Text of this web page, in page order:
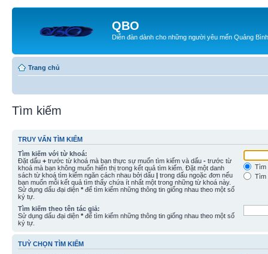
QBO
Diễn đàn dành cho những người yêu mến Quảng Bình
Trang chủ
Tìm kiếm
TRUY VẤN TÌM KIẾM
Tìm kiếm với từ khoá:
Đặt dấu + trước từ khoá mà bạn thực sự muốn tìm kiếm và dấu - trước từ
khoá mà bạn không muốn hiển thị trong kết quả tìm kiếm. Đặt một danh
sách từ khoá tìm kiếm ngăn cách nhau bởi dấu | trong dấu ngoặc đơn nếu
bạn muốn mỗi kết quả tìm thấy chứa ít nhất một trong những từ khoá này.
Sử dụng dấu đại diện * để tìm kiếm những thông tin giống nhau theo một số
ký tự.
Tìm
Tìm
Tìm kiếm theo tên tác giả:
Sử dụng dấu đại diện * để tìm kiếm những thông tin giống nhau theo một số
ký tự.
TUỲ CHỌN TÌM KIẾM